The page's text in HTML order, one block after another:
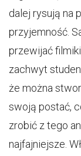
dalej rysują na
przyjemność.
przewijać
zachwyt
że można
swoją postać,
zrobić z tego
najfajniejsze.